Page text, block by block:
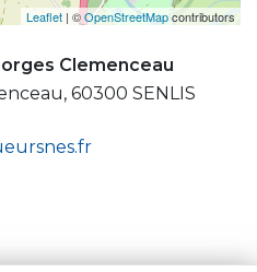
Leaflet | ©OpenStreetMapcontributors
Clemenceau
60300 SENLIS